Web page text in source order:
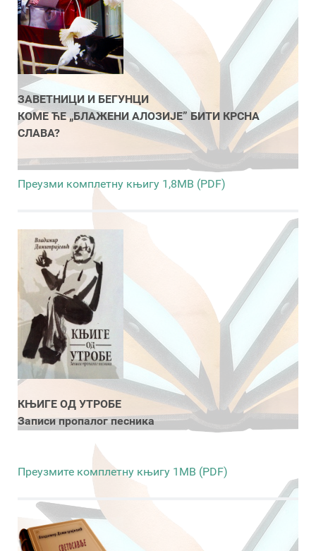
ЗАВЕТНИЦИ И БЕГУНЦИ
КОМЕ ЋЕ „БЛАЖЕНИ АЛОЗИЈЕ” БИТИ КРСНА
СЛАВА?
Преузми комплетну књигу 1,8MB (PDF)
КЊИГЕ ОД УТРОБЕ
Записи пропалог песника
Преузмите комплетну књигу 1MB (PDF)